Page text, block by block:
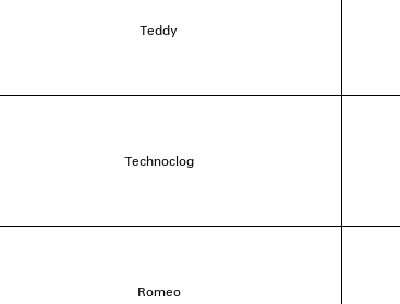
Teddy
Technoclog
Romeo